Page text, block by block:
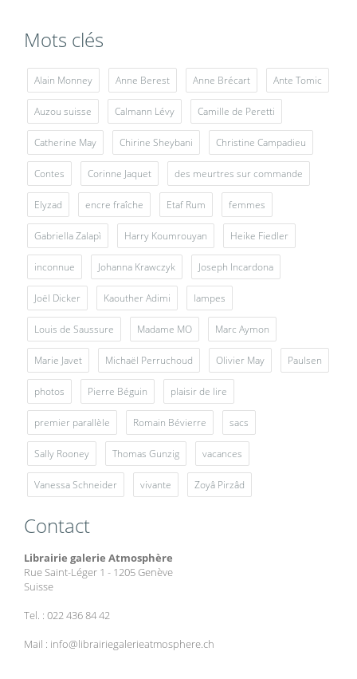
Mots clés
Alain Monney Anne Berest Anne Brécart Ante Tomic
Auzou suisse Calmann Lévy Camille de Peretti
Catherine May Chirine Sheybani Christine Campadieu
Contes Corinne Jaquet des meurtres sur commande
Elyzad encre fraîche Etaf Rum femmes
Gabriella Zalapì Harry Koumrouyan Heike Fiedler
inconnue Johanna Krawczyk Joseph Incardona
Joël Dicker Kaouther Adimi lampes
Louis de Saussure Madame MO Marc Aymon
Marie Javet Michaël Perruchoud Olivier May Paulsen
photos Pierre Béguin plaisir de lire
premier parallèle Romain Bévierre sacs
Sally Rooney Thomas Gunzig vacances
Vanessa Schneider vivante Zoyâ Pirzâd
Contact
Librairie galerie Atmosphère
Rue Saint-Léger 1 - 1205 Genève
Suisse
Tel. : 022 436 84 42
Mail : info@librairiegalerieatmosphere.ch